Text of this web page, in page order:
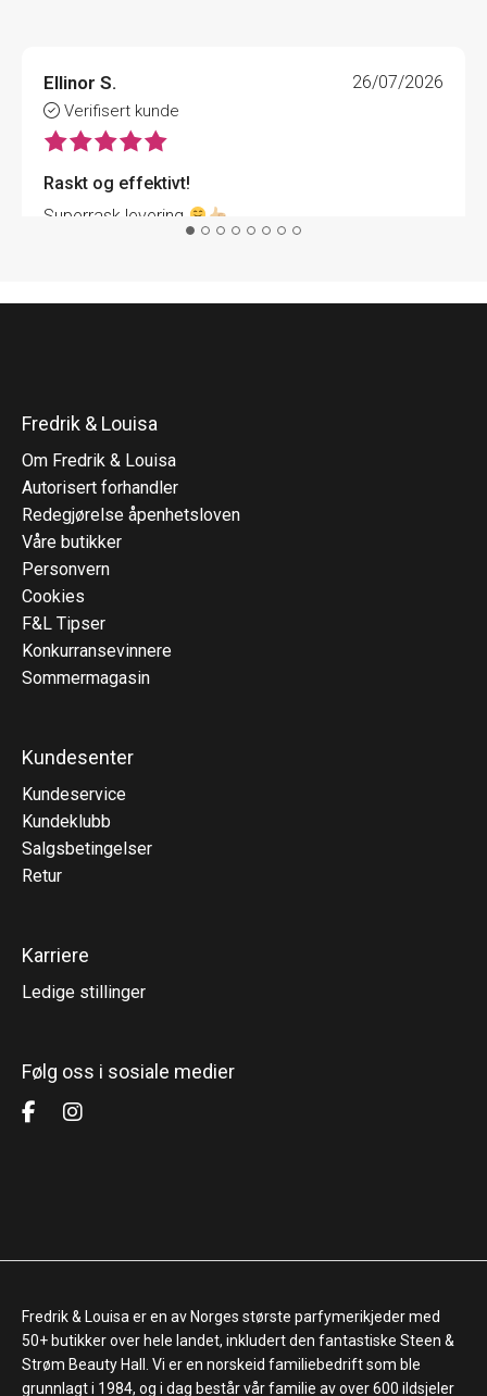
Ellinor S.
Verifisert kunde
26/07/2026
Raskt og effektivt!
Superrask levering
Fredrik & Louisa
Om Fredrik & Louisa
Autorisert forhandler
Redegjørelse åpenhetsloven
Våre butikker
Personvern
Cookies
F&L Tipser
Konkurransevinnere
Sommermagasin
Kundesenter
Kundeservice
Kundeklubb
Salgsbetingelser
Retur
Karriere
Ledige stillinger
Følg oss i sosiale medier
Fredrik & Louisa er en av Norges største parfymerikjeder med
50+ butikker over hele landet, inkludert den fantastiske Steen &
Strøm Beauty Hall. Vi er en norskeid familiebedrift som ble
grunnlagt i 1984, og i dag består vår familie av over 600 ildsjeler